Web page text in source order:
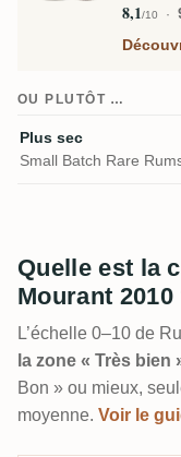
8,1/10
OU PLUTÔT …
Plus sec
Small Batch Rare
Quelle est la
Mourant 2010
L’échelle 0–10 de
la zone « Très bien
Bon » ou mieux,
moyenne. Voir le